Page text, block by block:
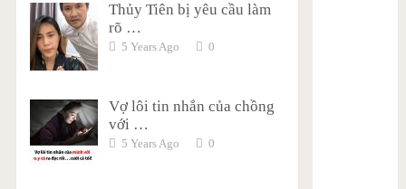
Thủy Tiên bị yêu cầu làm
rõ …
5 Years Ago 0
Vợ lôi tin nhắn của chồng
với …
5 Years Ago 0